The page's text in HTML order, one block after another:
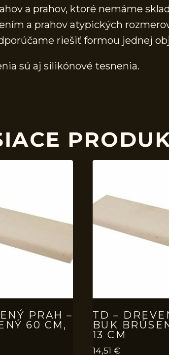
a prahov, ktoré nemáme
a prahov atypických
riešiť formou jednej
sú aj silikónové tesnenia.
PRAH –
60 CM,
TD –
BUK
13 CM
14,51 €